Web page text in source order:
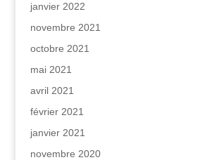
janvier 2022
novembre 2021
octobre 2021
mai 2021
avril 2021
février 2021
janvier 2021
novembre 2020